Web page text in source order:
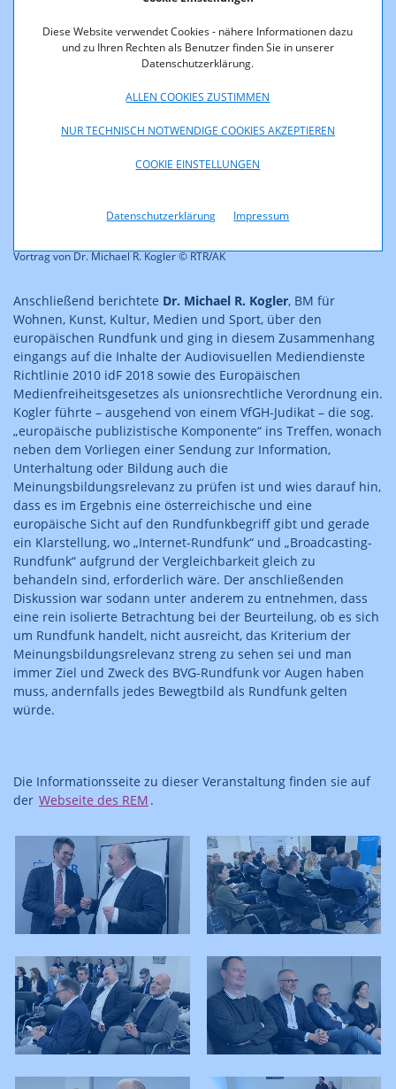
Diese Website verwendet Cookies - nähere Informationen dazu
und zu Ihren Rechten als Benutzer finden Sie in unserer
Datenschutzerklärung.
ALLEN COOKIES ZUSTIMMEN
NUR TECHNISCH NOTWENDIGE COOKIES AKZEPTIEREN
COOKIE EINSTELLUNGEN
Datenschutzerklärung Impressum
Vortrag von Dr. Michael R. Kogler © RTR/AK
Anschließend berichtete Dr. Michael R. Kogler, BM für
Wohnen, Kunst, Kultur, Medien und Sport, über den
europäischen Rundfunk und ging in diesem Zusammenhang
eingangs auf die Inhalte der Audiovisuellen Mediendienste
Richtlinie 2010 idF 2018 sowie des Europäischen
Medienfreiheitsgesetzes als unionsrechtliche Verordnung ein.
Kogler führte – ausgehend von einem VfGH-Judikat – die sog.
„europäische publizistische Komponente“ ins Treffen, wonach
neben dem Vorliegen einer Sendung zur Information,
Unterhaltung oder Bildung auch die
Meinungsbildungsrelevanz zu prüfen ist und wies darauf hin,
dass es im Ergebnis eine österreichische und eine
europäische Sicht auf den Rundfunkbegriff gibt und gerade
ein Klarstellung, wo „Internet-Rundfunk“ und „Broadcasting-
Rundfunk“ aufgrund der Vergleichbarkeit gleich zu
behandeln sind, erforderlich wäre. Der anschließenden
Diskussion war sodann unter anderem zu entnehmen, dass
eine rein isolierte Betrachtung bei der Beurteilung, ob es sich
um Rundfunk handelt, nicht ausreicht, das Kriterium der
Meinungsbildungsrelevanz streng zu sehen sei und man
immer Ziel und Zweck des BVG-Rundfunk vor Augen haben
muss, andernfalls jedes Bewegtbild als Rundfunk gelten
würde.
Die Informationsseite zu dieser Veranstaltung finden sie auf
der Webseite des REM .